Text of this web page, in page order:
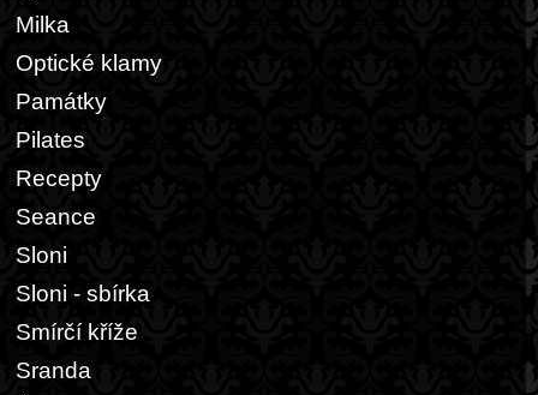
Milka
Optické klamy
Památky
Pilates
Recepty
Seance
Sloni
Sloni - sbírka
Smírčí kříže
Sranda